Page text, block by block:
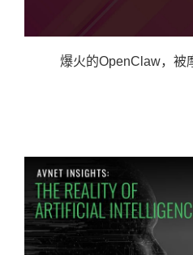
爆火的OpenClaw，被